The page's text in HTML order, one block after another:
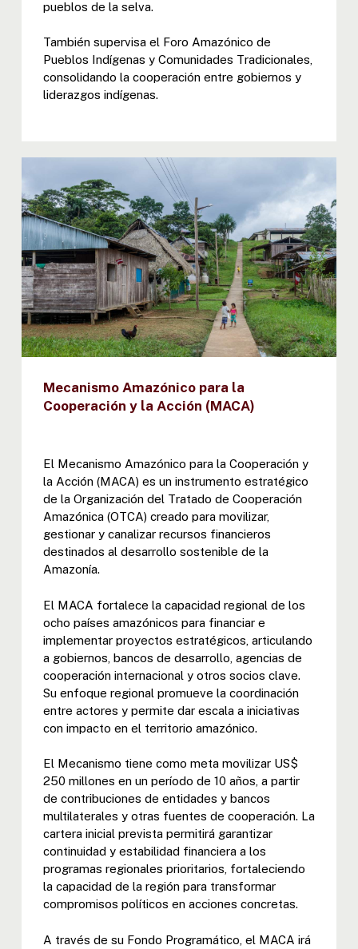
pueblos de la selva.
También supervisa el Foro Amazónico de
Pueblos Indígenas y Comunidades Tradicionales,
consolidando la cooperación entre gobiernos y
liderazgos indígenas.
Mecanismo Amazónico para la
Cooperación y la Acción (MACA)
El Mecanismo Amazónico para la Cooperación y
la Acción (MACA) es un instrumento estratégico
de la Organización del Tratado de Cooperación
Amazónica (OTCA) creado para movilizar,
gestionar y canalizar recursos financieros
destinados al desarrollo sostenible de la
Amazonía.
El MACA fortalece la capacidad regional de los
ocho países amazónicos para financiar e
implementar proyectos estratégicos, articulando
a gobiernos, bancos de desarrollo, agencias de
cooperación internacional y otros socios clave.
Su enfoque regional promueve la coordinación
entre actores y permite dar escala a iniciativas
con impacto en el territorio amazónico.
El Mecanismo tiene como meta movilizar US$
250 millones en un período de 10 años, a partir
de contribuciones de entidades y bancos
multilaterales y otras fuentes de cooperación. La
cartera inicial prevista permitirá garantizar
continuidad y estabilidad financiera a los
programas regionales prioritarios, fortaleciendo
la capacidad de la región para transformar
compromisos políticos en acciones concretas.
A través de su Fondo Programático, el MACA irá